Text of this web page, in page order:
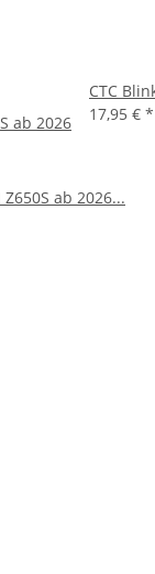
ab 2026
CTC
17,95 € *